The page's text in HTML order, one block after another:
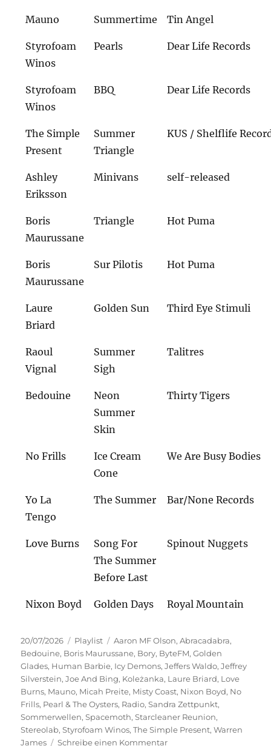
Mauno Summertime Tin Angel
Styrofoam
Winos
Pearls Dear Life Records
Styrofoam
Winos
BBQ Dear Life Records
The Simple
Present
Summer
Triangle
KUS / Shelflife
Ashley
Eriksson
Minivans self-released
Boris
Maurussane
Triangle Hot Puma
Boris
Maurussane
Sur Pilotis Hot Puma
Laure
Briard
Golden Sun Third Eye Stimuli
Raoul
Vignal
Summer
Sigh
Talitres
Bedouine
Neon
Summer
Skin
Thirty Tigers
No Frills
Ice Cream
Cone
We Are Busy Bodies
Yo La
Tengo
The Summer Bar/None Records
Love Burns
Song For
The Summer
Before Last
Spinout Nuggets
Nixon Boyd Golden Days Royal Mountain
Veröffentlicht
am
20/07/2026 Kategorien
Playlist Schlagwörter
Aaron MF Olson,Abracadabra,
Bedouine, Boris Maurussane, Bory, ByteFM,Golden
Glades, Human Barbie, Icy Demons,Jeffers Waldo,Jeffrey
Silverstein,Joe And Bing, Koleżanka, Laure Briard, Love
Burns, Mauno, Micah Preite, Misty Coast, Nixon Boyd, No
Frills, Pearl & The Oysters, Radio,Sandra Zettpunkt,
Sommerwellen,Spacemoth,Starcleaner Reunion,
Stereolab,Styrofoam Winos,The Simple Present,Warren
James
Schreibe einen Kommentarzu